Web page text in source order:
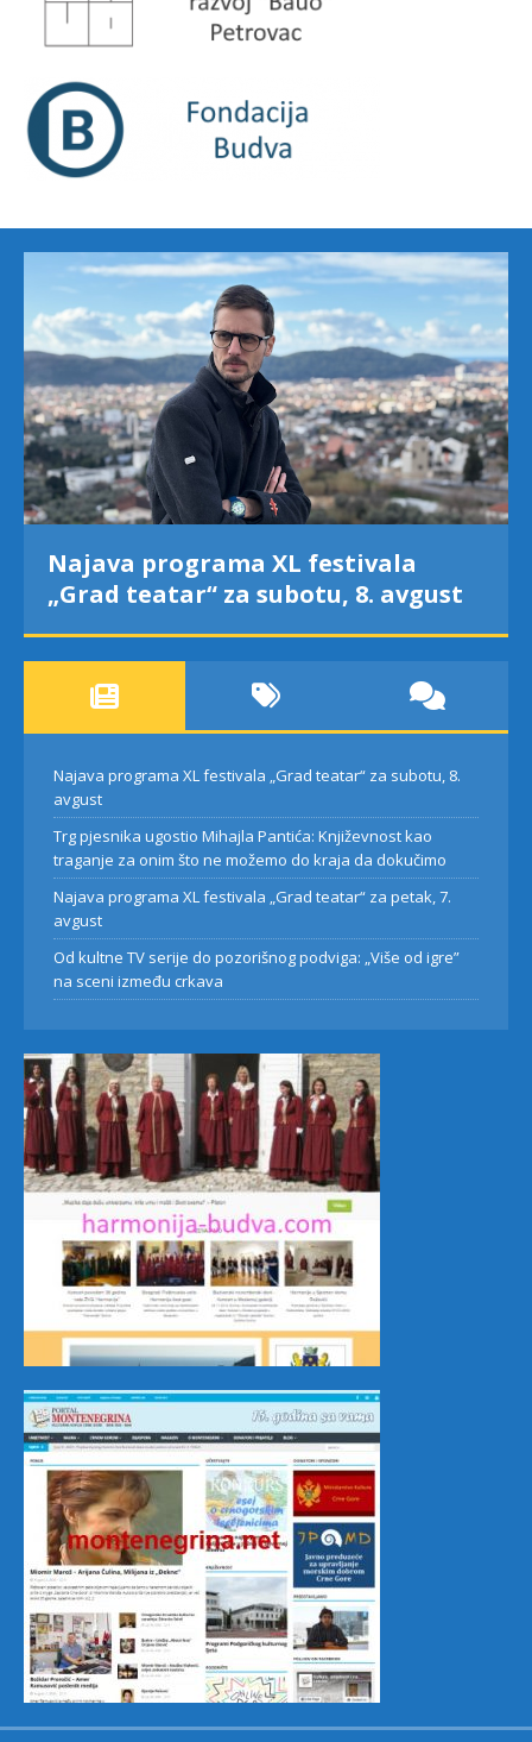
Najava programa XL festivala
„Grad teatar“ za subotu, 8. avgust
Najava programa XL festivala „Grad teatar“ za subotu, 8.
avgust
Trg pjesnika ugostio Mihajla Pantića: Književnost kao
traganje za onim što ne možemo do kraja da dokučimo
Najava programa XL festivala „Grad teatar“ za petak, 7.
avgust
Od kultne TV serije do pozorišnog podviga: „Više od igre”
na sceni između crkava